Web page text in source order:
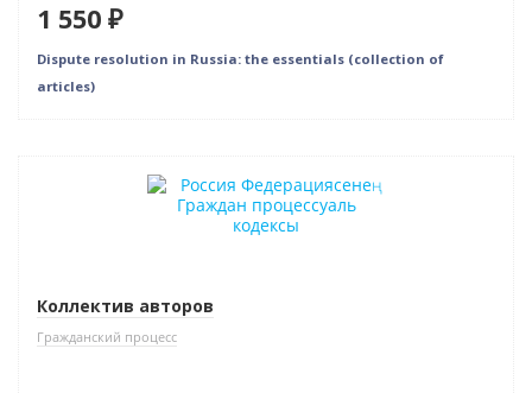
1 550 ₽
Dispute resolution in Russia: the essentials (collection of
articles)
Коллектив авторов
Гражданский процесс